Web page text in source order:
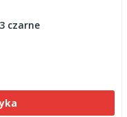
czarne